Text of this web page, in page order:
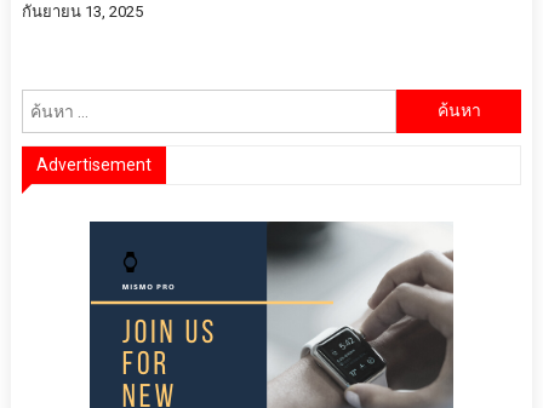
กันยายน 13, 2025
Advertisement